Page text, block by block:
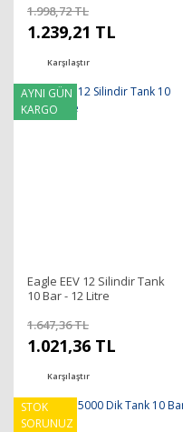
1.998,72 TL
1.239,21 TL
Karşılaştır
AYNI GÜN
KARGO
Eagle EEV 12 Silindir Tank
10 Bar - 12 Litre
1.647,36 TL
1.021,36 TL
Karşılaştır
STOK
SORUNUZ